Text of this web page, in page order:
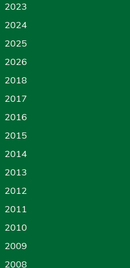
2023
2024
2025
2026
2018
2017
2016
2015
2014
2013
2012
2011
2010
2009
2008